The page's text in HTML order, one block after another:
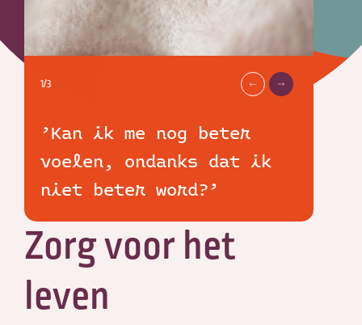
Zorg voor het
leven
1/3
’Kan ik me nog beter
voelen, ondanks dat ik
niet beter word?’